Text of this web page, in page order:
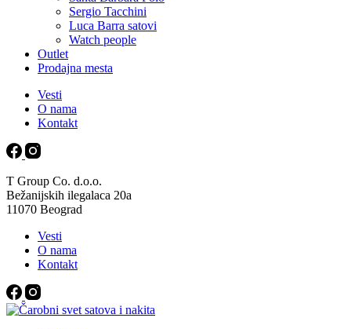
Sergio Tacchini
Luca Barra satovi
Watch people
Outlet
Prodajna mesta
Vesti
O nama
Kontakt
T Group Co. d.o.o.
Bežanijskih ilegalaca 20a
11070 Beograd
Vesti
O nama
Kontakt